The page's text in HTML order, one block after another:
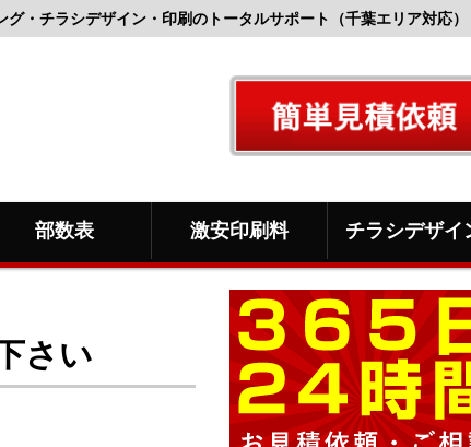
・チラシデザイン・印刷のトータルサポート（千葉エリア対応）
部数表 激安印刷料 チラシデザイ
さい